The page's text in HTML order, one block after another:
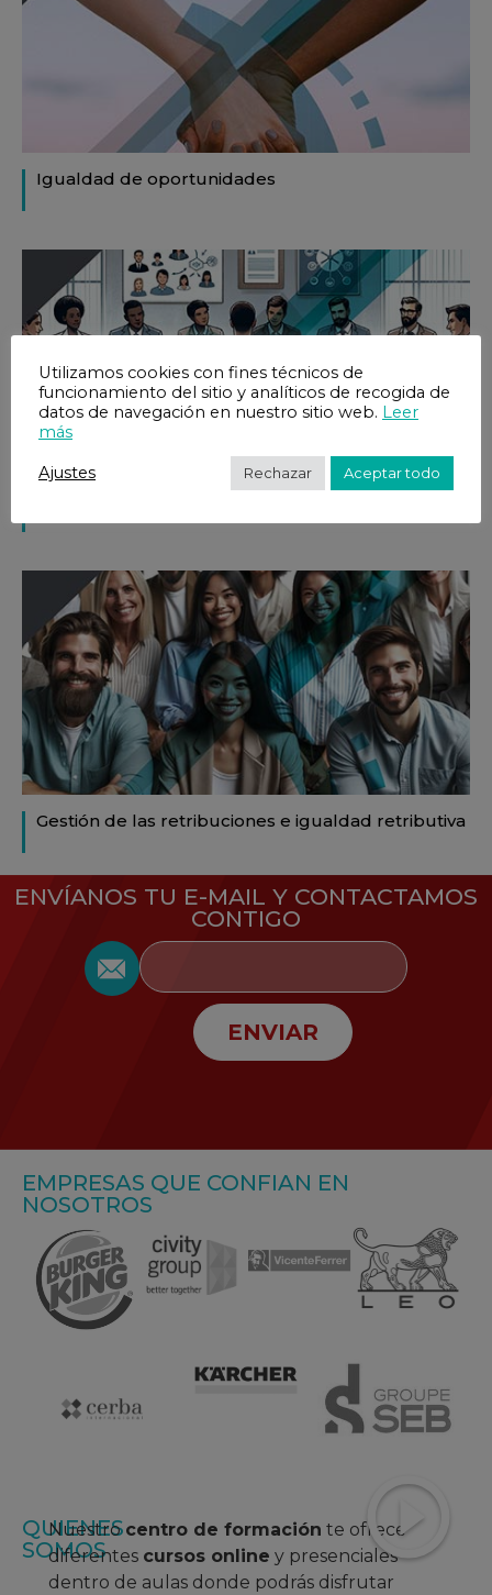
Igualdad de oportunidades
Gestión de las retribuciones e igualdad retributiva
ENVÍANOS TU E-MAIL Y CONTACTAMOS
CONTIGO
ENVIAR
EMPRESAS QUE CONFIAN EN
NOSOTROS
QUIENES
SOMOS
Nuestrocentro de formación te ofrece
diferentes cursos online y presenciales
dentro de aulas donde podrás disfrutar
Utilizamos cookies con fines técnicos de
funcionamiento del sitio y analíticos de recogida de
datos de navegación en nuestro sitio web. Leer
más
Ajustes Rechazar Aceptar todo